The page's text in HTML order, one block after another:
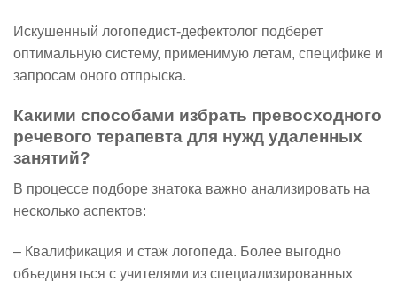
Искушенный логопедист-дефектолог подберет
оптимальную систему, применимую летам, специфике и
запросам оного отпрыска.
Какими способами избрать превосходного
речевого терапевта для нужд удаленных
занятий?
В процессе подборе знатока важно анализировать на
несколько аспектов:
– Квалификация и стаж логопеда. Более выгодно
объединяться с учителями из специализированных